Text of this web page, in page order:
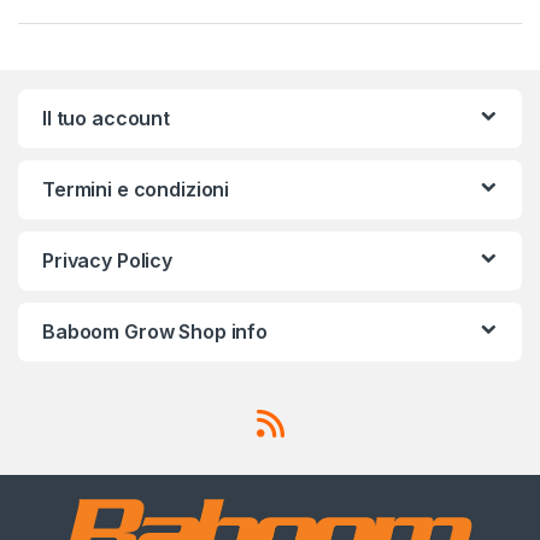
Il tuo account
Termini e condizioni
Privacy Policy
Baboom Grow Shop info